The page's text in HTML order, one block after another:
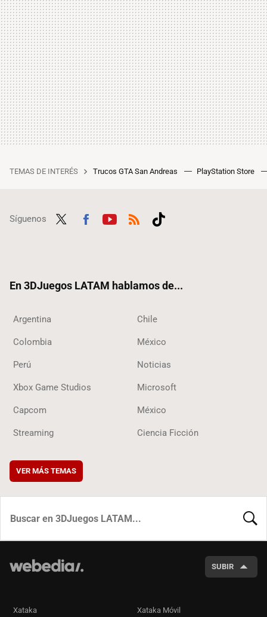
TEMAS DE INTERÉS Trucos GTA San Andreas PlayStation Store
Síguenos
En 3DJuegos LATAM hablamos de...
Argentina Chile
Colombia México
Perú Noticias
Xbox Game Studios Microsoft
Capcom México
Streaming Ciencia Ficción
VER MÁS TEMAS
SUBIR
Xataka Xataka Móvil